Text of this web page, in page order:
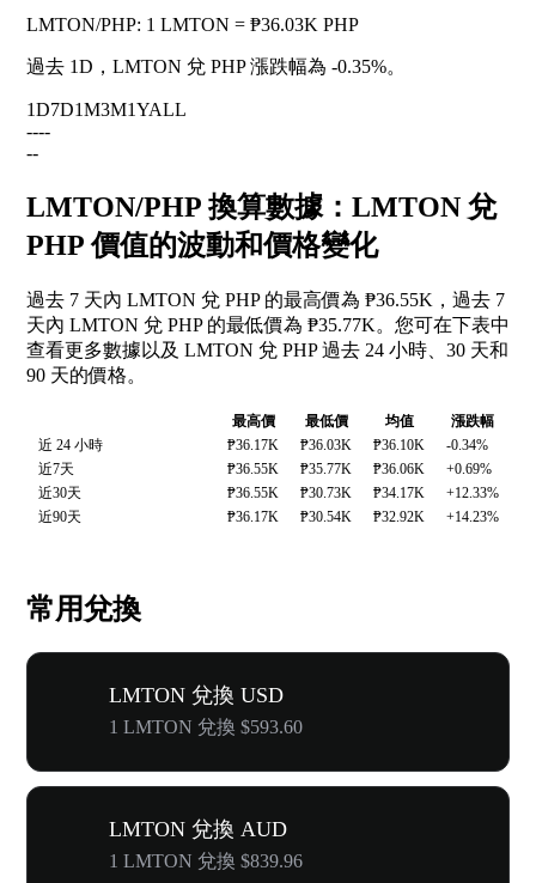
LMTON/PHP: 1 LMTON = ₱36.03K PHP
過去 1D，LMTON 兌 PHP 漲跌幅為 -0.35%。
1D7D1M3M1YALL
----
--
LMTON/PHP 換算數據：LMTON 兌
PHP 價值的波動和價格變化
過去 7 天內 LMTON 兌 PHP 的最高價為 ₱36.55K，過去 7
天內 LMTON 兌 PHP 的最低價為 ₱35.77K。您可在下表中
查看更多數據以及 LMTON 兌 PHP 過去 24 小時、30 天和
90 天的價格。
最高價 最低價 均值
漲跌幅
近 24 小時
₱36.17K ₱36.03K ₱36.10K
-0.34%
近7天
₱36.55K ₱35.77K ₱36.06K
+0.69%
近30天
₱36.55K ₱30.73K ₱34.17K
+12.33%
近90天
₱36.17K ₱30.54K ₱32.92K +14.23%
常用兌換
LMTON 兌換 USD
1 LMTON 兌換 $593.60
LMTON 兌換 AUD
1 LMTON 兌換 $839.96